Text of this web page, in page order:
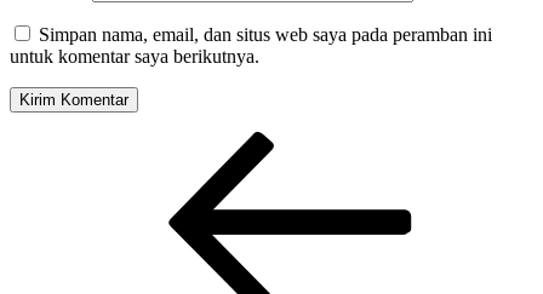
Simpan nama, email, dan situs web saya pada peramban ini
untuk komentar saya berikutnya.